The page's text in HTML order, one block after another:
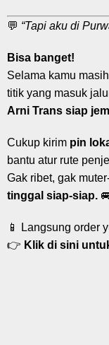
💬 “Tapi aku di
Bisa banget!
Selama kamu
titik yang masuk
Arni Trans siap
Cukup kirim pin
bantu atur rute
Gak ribet, gak
tinggal siap-siap.
📱 Langsung order
👉 Klik di sini